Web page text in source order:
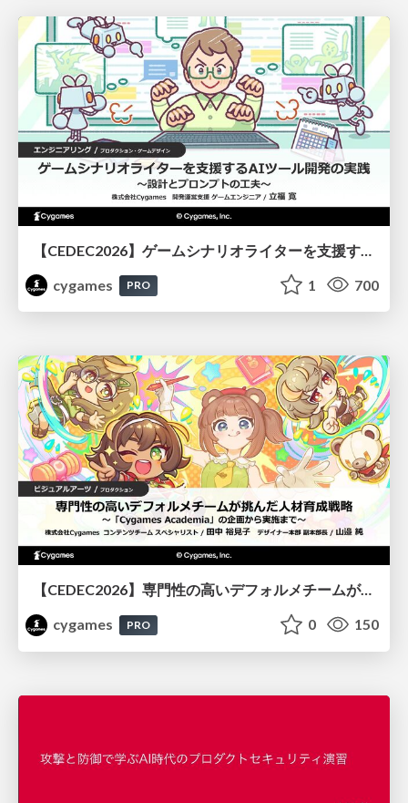
cygames
PRO 1 700
【CEDEC2026】専門性の高いデフォルメチームが挑んだ人材育成戦略 〜Cygames Academiaの企画から実施まで〜
cygames
PRO 0 150